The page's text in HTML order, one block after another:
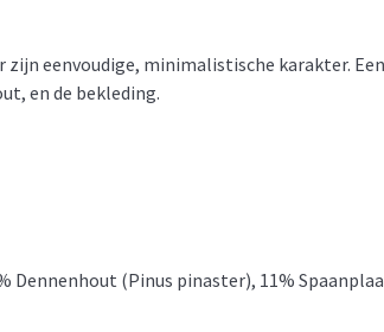
eenvoudige, minimalistische karakter.
en de bekleding.
Dennenhout (Pinus pinaster), 11%